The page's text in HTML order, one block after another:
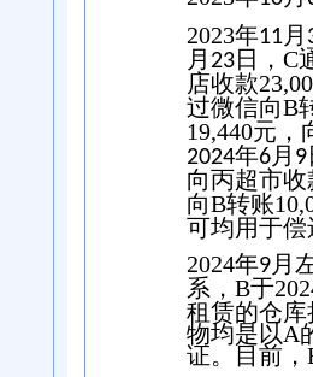
2023年11 月
月 23 日， C
店收款
过微信向B
19,440元，
2024年6 月 9
向丙超市收
向B转账
可均用于
2024年9 月
系， B于
租赁的仓
物均是以A
证。目前，